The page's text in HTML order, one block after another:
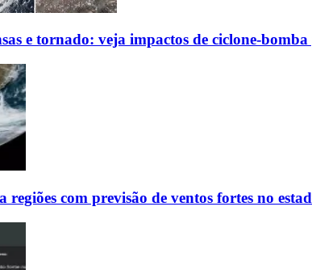
e tornado: veja impactos de ciclone-bomba
regiões com previsão de ventos fortes no